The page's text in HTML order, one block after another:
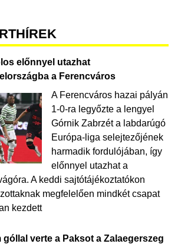
előnnyel utazhat
a Ferencváros
A Ferencváros hazai pályán
1-0-ra legyőzte a lengyel
Górnik Zabrzét a labdarúgó
Európa-liga selejtezőjének
harmadik fordulójában, így
előnnyel utazhat a
A keddi sajtótájékoztatókon
megfelelően mindkét csapat
kezdett
góllal verte a Paksot a Zalaegerszeg